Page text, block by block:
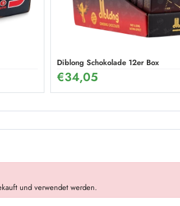
Diblong Schokolade 12er Box
€34,05
und verwendet werden.